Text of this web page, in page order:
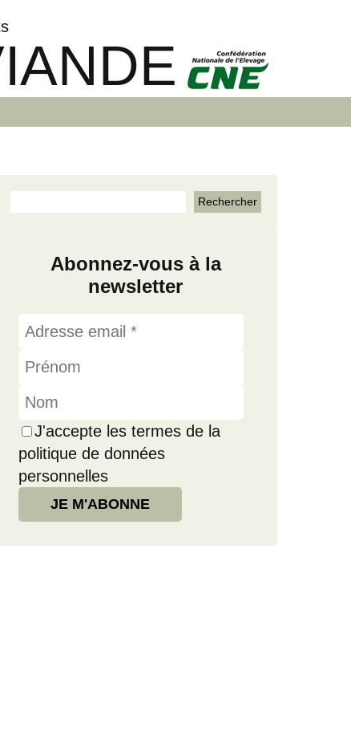
Abonnez-vous à la
newsletter
J'accepte les termes de la
politique de données
personnelles